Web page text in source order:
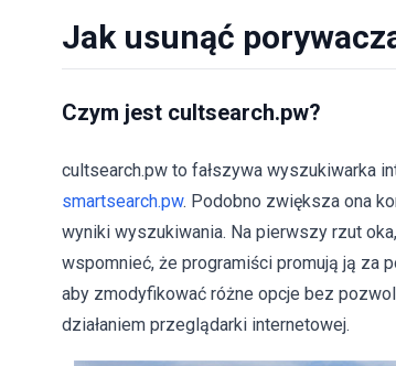
Jak usunąć
Czym jest cultsearch.pw?
cultsearch.pw to fałszywa wyszukiwarka
smartsearch.pw. Podobno zwiększa ona
wyniki wyszukiwania. Na pierwszy rzut
wspomnieć, że programiści promują ją za
aby zmodyfikować różne opcje bez
działaniem przeglądarki internetowej.